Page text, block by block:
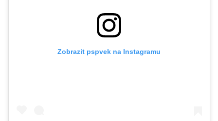
Zobrazit pspvek na Instagramu